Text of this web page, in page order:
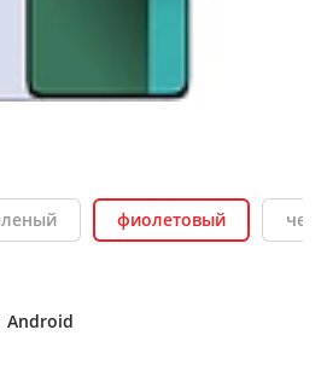
фиолетовый
Android